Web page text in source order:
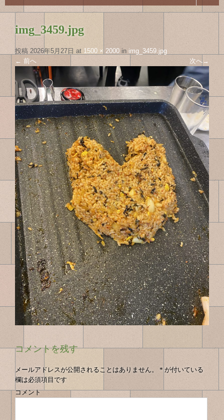
img_3459.jpg
投稿2026年5月27日at 1500 × 2000 in img_3459.jpg
← 前へ 次へ→
コメントを残す
メールアドレスが公開されることはありません。 *が付いている
欄は必須項目です
コメント